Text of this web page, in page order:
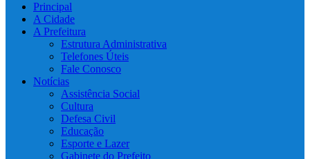
Principal
A Cidade
A Prefeitura
Estrutura Administrativa
Telefones Úteis
Fale Conosco
Notícias
Assistência Social
Cultura
Defesa Civil
Educação
Esporte e Lazer
Gabinete do Prefeito